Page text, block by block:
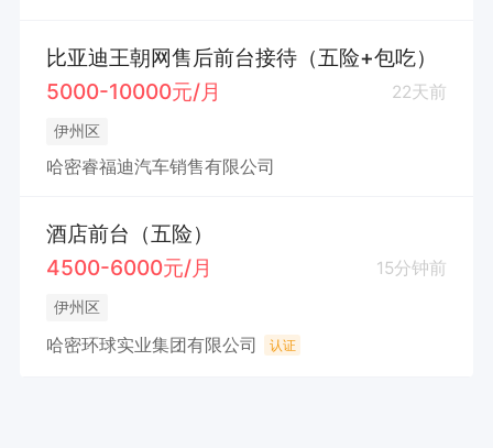
比亚迪王朝网售后前台接待（五险+包吃）
5000-10000元/月
22天前
伊州区
哈密睿福迪汽车销售有限公司
酒店前台（五险）
4500-6000元/月
15分钟前
伊州区
哈密环球实业集团有限公司 认证